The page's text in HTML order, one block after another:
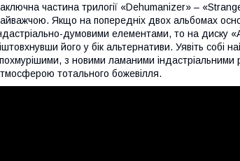
частина трилогії «Dehumanizer» –
Якщо на попередніх двох альбомах
думовими елементами, то на диску
його у бік альтернативи. Уявіть собі
похмурішими, з новими ламаними індастріальними
тотального божевілля.